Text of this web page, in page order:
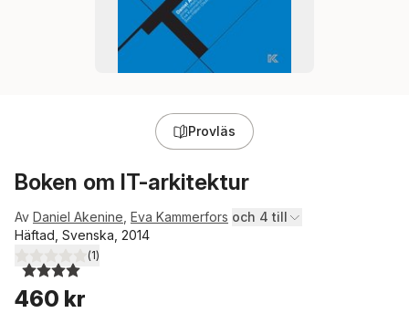
Provläs
Boken om IT-arkitektur
Av Daniel Akenine Eva Kammerfors och 4 till
Häftad, Svenska, 2014
4,0utav 5 stjärnor. Totalt antal röster:
(1)
460 kr